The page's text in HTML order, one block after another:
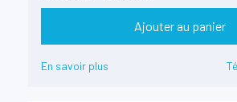
Ajouter au panier
En savoir plus